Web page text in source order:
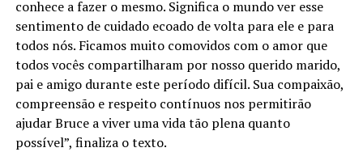
conhece a fazer o mesmo. Significa o mundo ver esse
sentimento de cuidado ecoado de volta para ele e para
todos nós. Ficamos muito comovidos com o amor que
todos vocês compartilharam por nosso querido marido,
pai e amigo durante este período difícil. Sua compaixão,
compreensão e respeito contínuos nos permitirão
ajudar Bruce a viver uma vida tão plena quanto
possível”, finaliza o texto.